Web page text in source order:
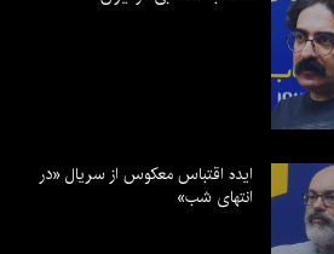
ایده اقتباس معکوس از سریال «در
انتهای شب»